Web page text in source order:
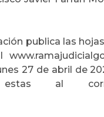
publica las
27 de abril de
al